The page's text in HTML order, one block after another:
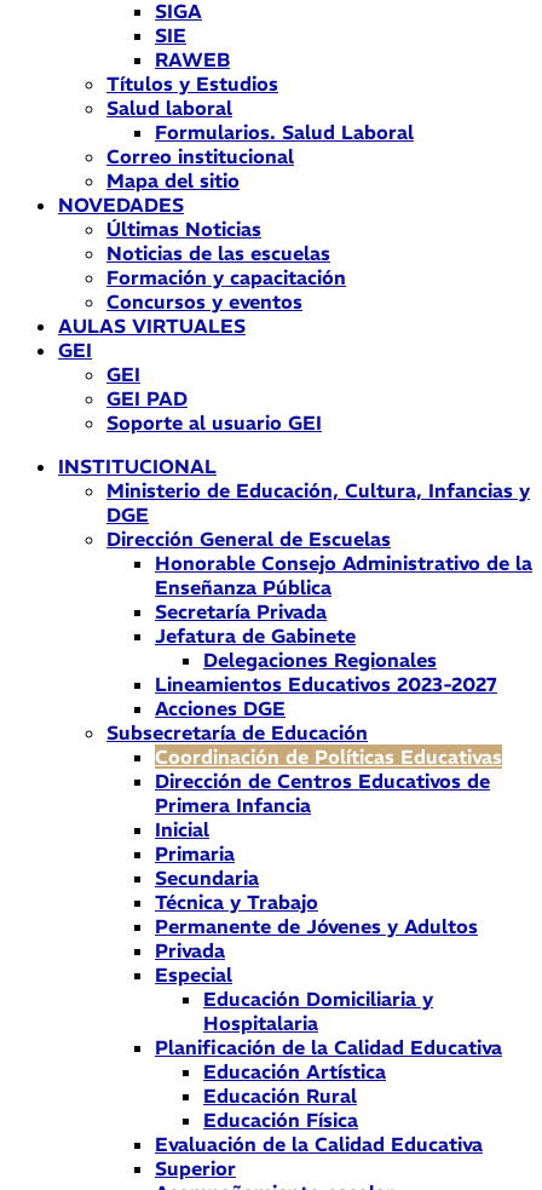
SIGA
SIE
RAWEB
Títulos y Estudios
Salud laboral
Formularios. Salud Laboral
Correo institucional
Mapa del sitio
NOVEDADES
Últimas Noticias
Noticias de las escuelas
Formación y capacitación
Concursos y eventos
AULAS VIRTUALES
GEI
GEI
GEI PAD
Soporte al usuario GEI
INSTITUCIONAL
Ministerio de Educación, Cultura, Infancias y
DGE
Dirección General de Escuelas
Honorable Consejo Administrativo de la
Enseñanza Pública
Secretaría Privada
Jefatura de Gabinete
Delegaciones Regionales
Lineamientos Educativos 2023-2027
Acciones DGE
Subsecretaría de Educación
Coordinación de Políticas Educativas
Dirección de Centros Educativos de
Primera Infancia
Inicial
Primaria
Secundaria
Técnica y Trabajo
Permanente de Jóvenes y Adultos
Privada
Especial
Educación Domiciliaria y
Hospitalaria
Planificación de la Calidad Educativa
Educación Artística
Educación Rural
Educación Física
Evaluación de la Calidad Educativa
Superior